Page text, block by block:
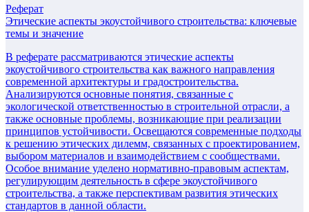
Реферат
Этические аспекты экоустойчивого строительства: ключевые
темы и значение
В реферате рассматриваются этические аспекты
экоустойчивого строительства как важного направления
современной архитектуры и градостроительства.
Анализируются основные понятия, связанные с
экологической ответственностью в строительной отрасли, а
также основные проблемы, возникающие при реализации
принципов устойчивости. Освещаются современные подходы
к решению этических дилемм, связанных с проектированием,
выбором материалов и взаимодействием с сообществами.
Особое внимание уделено нормативно-правовым аспектам,
регулирующим деятельность в сфере экоустойчивого
строительства, а также перспективам развития этических
стандартов в данной области.